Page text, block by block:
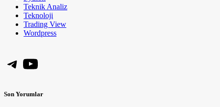
Teknik Analiz
Teknoloji
Trading View
Wordpress
Telegram
YouTube
Son Yorumlar